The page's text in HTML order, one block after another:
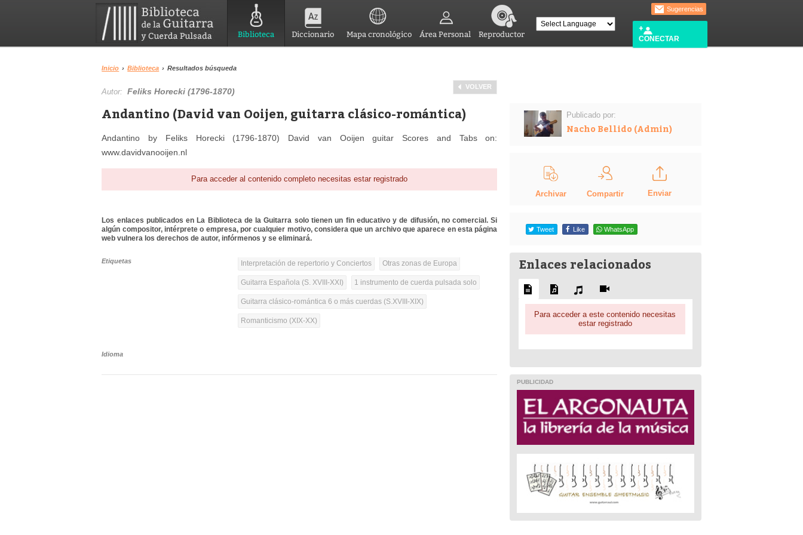
Biblioteca Diccionario Mapa cronológico Área Personal Reproductor
Sugerencias
CONECTAR
Inicio › Biblioteca › Resultados búsqueda
VOLVER
Autor:Feliks Horecki (1796-1870)
Andantino (David van Ooijen, guitarra clásico-romántica)
Andantino by Feliks Horecki (1796-1870) David van Ooijen guitar Scores and Tabs on:
www.davidvanooijen.nl
Para acceder al contenido completo necesitas estar registrado
Los enlaces publicados en La Biblioteca de la Guitarra solo tienen un fin educativo y de difusión, no comercial. Si
algún compositor, intérprete o empresa, por cualquier motivo, considera que un archivo que aparece en esta página
web vulnera los derechos de autor, infórmenos y se eliminará.
Etiquetas Interpretación de repertorio y Conciertos Otras zonas de Europa
Guitarra Española (S. XVIII-XXI) 1 instrumento de cuerda pulsada solo
Guitarra clásico-romántica 6 o más cuerdas (S.XVIII-XIX)
Romanticismo (XIX-XX)
Idioma
Publicado por:
Nacho Bellido (Admin)
Archivar Compartir Enviar
Tweet Like WhatsApp
Enlaces relacionados
Para acceder a este contenido necesitas
estar registrado
PUBLICIDAD